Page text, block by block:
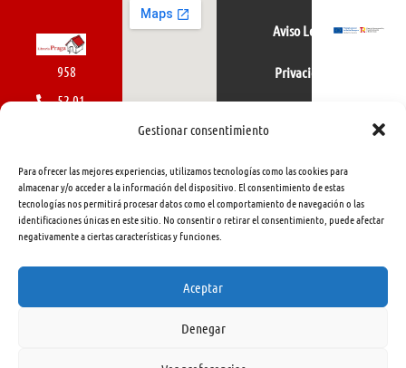
Gestionar consentimiento
Para ofrecer las mejores experiencias, utilizamos tecnologías como las cookies para
almacenar y/o acceder a la información del dispositivo. El consentimiento de estas
tecnologías nos permitirá procesar datos como el comportamiento de navegación o las
identificaciones únicas en este sitio. No consentir o retirar el consentimiento, puede afectar
negativamente a ciertas características y funciones.
Aceptar
Denegar
958
52 01
462
415
info@libreriapraga.com
Gracia,
Aviso Legal
Privacidad